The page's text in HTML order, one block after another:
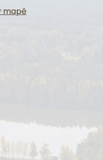
mapě